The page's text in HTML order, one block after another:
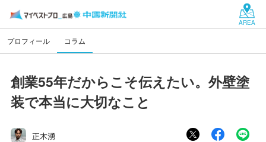
AREA
プロフィール コラム
創業55年だからこそ伝えたい。外壁塗
装で本当に大切なこと
正木湧